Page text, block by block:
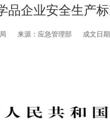
品企业安全生产
来源：应急管理部 成文日期